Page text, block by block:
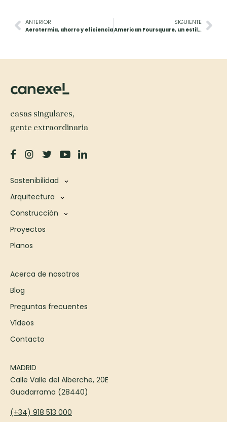
ANTERIOR
Aerotermia, ahorro y eficiencia
SIGUIENTE
American Foursquare, un estilo clásico y funcional
casas singulares,
gente extraordinaria
Sostenibilidad
Arquitectura
Construcción
Proyectos
Planos
Acerca de nosotros
Blog
Preguntas frecuentes
Vídeos
Contacto
MADRID
Calle Valle del Alberche, 20E
Guadarrama (28440)
(+34) 918 513 000